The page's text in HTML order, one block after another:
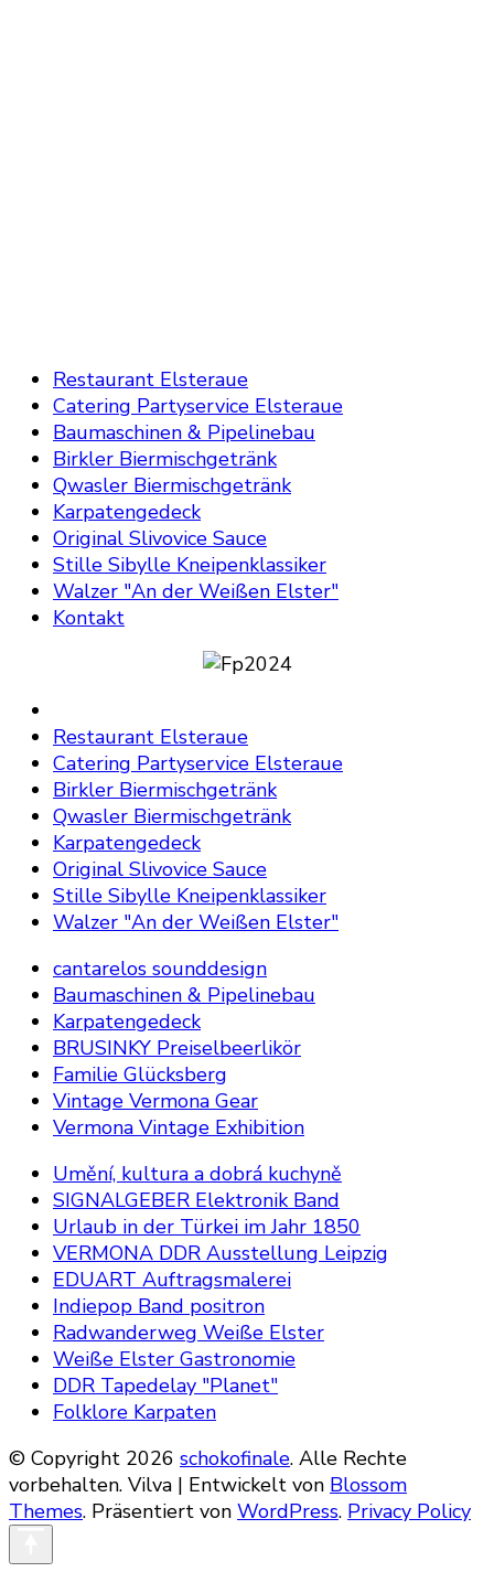
Restaurant Elsteraue
Catering Partyservice Elsteraue
Baumaschinen & Pipelinebau
Birkler Biermischgetränk
Qwasler Biermischgetränk
Karpatengedeck
Original Slivovice Sauce
Stille Sibylle Kneipenklassiker
Walzer "An der Weißen Elster"
Kontakt
Restaurant Elsteraue
Catering Partyservice Elsteraue
Birkler Biermischgetränk
Qwasler Biermischgetränk
Karpatengedeck
Original Slivovice Sauce
Stille Sibylle Kneipenklassiker
Walzer "An der Weißen Elster"
cantarelos sounddesign
Baumaschinen & Pipelinebau
Karpatengedeck
BRUSINKY Preiselbeerlikör
Familie Glücksberg
Vintage Vermona Gear
Vermona Vintage Exhibition
Umění, kultura a dobrá kuchyně
SIGNALGEBER Elektronik Band
Urlaub in der Türkei im Jahr 1850
VERMONA DDR Ausstellung Leipzig
EDUART Auftragsmalerei
Indiepop Band positron
Radwanderweg Weiße Elster
Weiße Elster Gastronomie
DDR Tapedelay "Planet"
Folklore Karpaten
© Copyright 2026 schokofinale. Alle Rechte
vorbehalten. Vilva | Entwickelt von Blossom
Themes. Präsentiert von WordPress. Privacy Policy